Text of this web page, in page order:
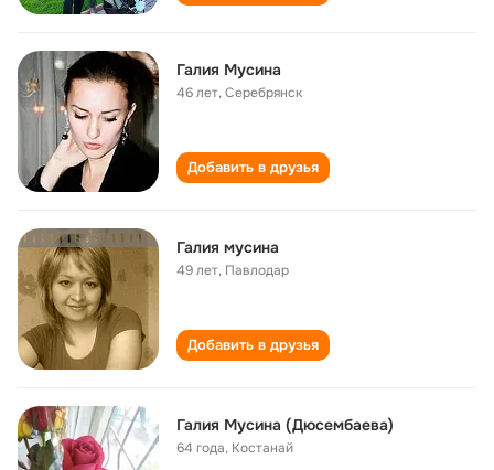
Галия Мусина
46 лет,Серебрянск
Добавить в друзья
Галия мусина
49 лет, Павлодар
Добавить в друзья
Галия Мусина (Дюсембаева)
64 года, Костанай